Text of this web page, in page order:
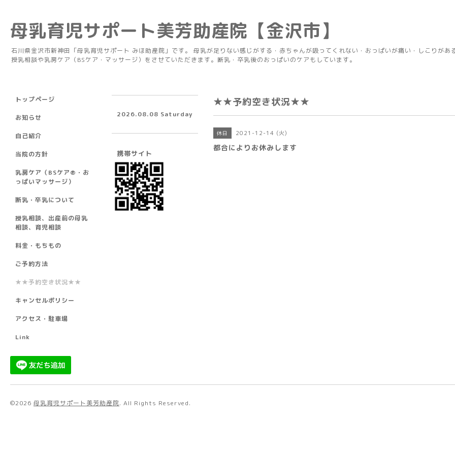
母乳育児サポート美芳助産院【金沢市】
石川県金沢市新神田「母乳育児サポート みほ助産院」です。 母乳が足りない感じがする・赤ちゃんが吸ってくれない・おっぱいが痛い・しこりがあ
授乳相談や乳房ケア（BSケア・マッサージ）をさせていただきます。断乳・卒乳後のおっぱいのケアもしています。
★★予約空き状況★★
休日 2021-12-14 (火)
都合によりお休みします
トップページ
お知らせ
自己紹介
当院の方針
乳房ケア（BSケア®︎・お
っぱいマッサージ）
断乳・卒乳について
授乳相談、出産前の母乳
相談、育児相談
料金・もちもの
ご予約方法
★★予約空き状況★★
キャンセルポリシー
アクセス・駐車場
Link
2026.08.08 Saturday
携帯サイト
©2026 母乳育児サポート美芳助産院. All Rights Reserved.